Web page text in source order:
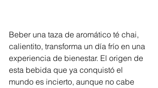
Beber una taza de aromático té chai,
calientito, transforma un día frío en una
experiencia de bienestar. El origen de
esta bebida que ya conquistó el
mundo es incierto, aunque no cabe